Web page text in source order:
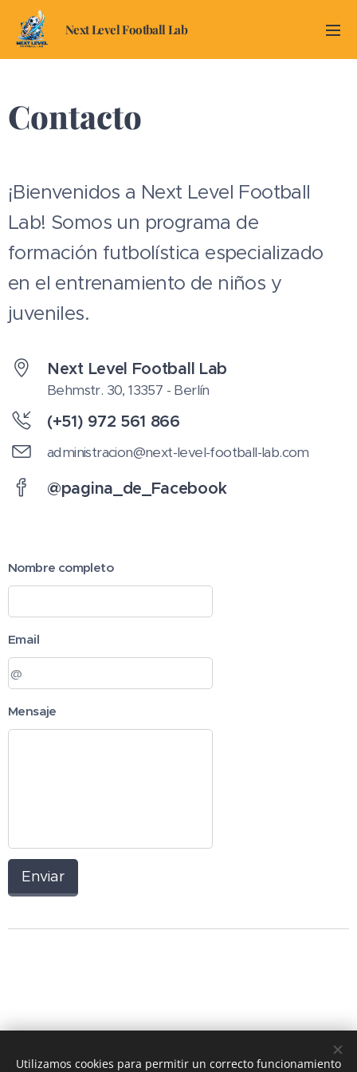
Next Level Football Lab
Contacto
¡Bienvenidos a Next Level Football
Lab! Somos un programa de
formación futbolística especializado
en el entrenamiento de niños y
juveniles.
Next Level Football Lab
Behmstr. 30, 13357 - Berlín
(+51) 972 561 866
administracion@next-level-football-lab.com
@pagina_de_Facebook
Nombre completo
Email
Mensaje
Enviar
Utilizamos cookies para permitir un correcto funcionamiento